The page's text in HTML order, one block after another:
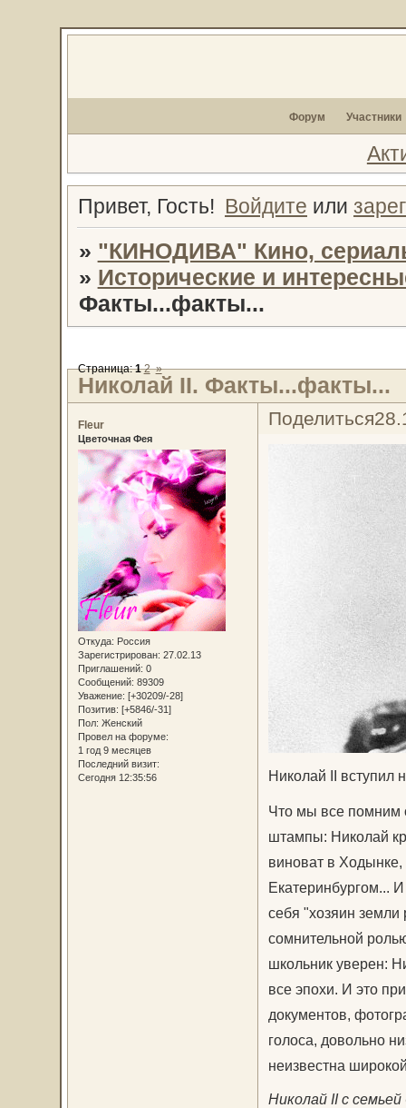
Форум Участники
Привет, Гость! Войдите или
» "КИНОДИВА" Кино,
» Исторические и
Факты...факты...
Николай II. Факты...факты...
Страница:1 2 »
Поделиться
Fleur
Цветочная Фея
Откуда: Россия
Зарегистрирован: 27.02.13
Приглашений: 0
Сообщений: 89309
Уважение: [+30209/-28]
Позитив: [+5846/-31]
Пол: Женский
Провел на форуме:
1 год 9 месяцев
Последний визит:
Сегодня 12:35:56
Николай II вступил
Что мы все помним
штампы: Николай
виноват в Ходынке,
Екатеринбургом...
себя "хозяин земли
сомнительной
школьник уверен:
все эпохи. И это
документов,
голоса, довольно
неизвестна
Николай II с